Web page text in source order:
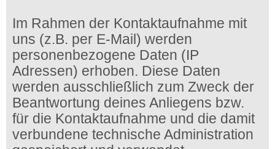
Im Rahmen der Kontaktaufnahme mit
uns (z.B. per E-Mail) werden
personenbezogene Daten (IP
Adressen) erhoben. Diese Daten
werden ausschließlich zum Zweck der
Beantwortung deines Anliegens bzw.
für die Kontaktaufnahme und die damit
verbundene technische Administration